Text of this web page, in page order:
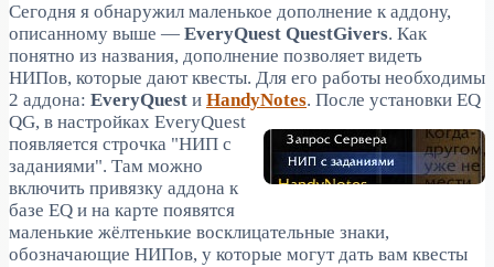
Сегодня я обнаружил маленькое дополнение к аддону,
описанному выше — EveryQuest QuestGivers. Как
понятно из названия, дополнение позволяет видеть
НИПов, которые дают квесты. Для его работы необходимы
2 аддона: EveryQuest и HandyNotes. После установки EQ
QG, в настройках EveryQuest
появляется строчка "НИП с
заданиями". Там можно
включить привязку аддона к
базе EQ и на карте появятся
маленькие жёлтенькие восклицательные знаки,
обозначающие НИПов, у которые могут дать вам квесты